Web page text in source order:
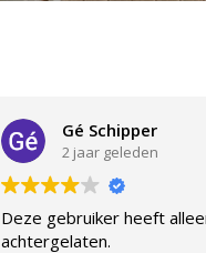
Gé Schipper
2 jaar geleden
Deze gebruiker heeft
achtergelaten.